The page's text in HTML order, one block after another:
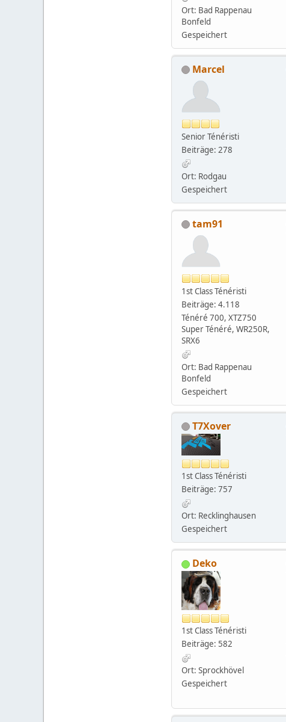
Ort: Bad Rappenau
Bonfeld
Gespeichert
Marcel
Senior Ténéristi
Beiträge: 278
Ort: Rodgau
Gespeichert
tam91
1st Class Ténéristi
Beiträge: 4.118
Ténéré 700, XTZ750
Super Ténéré, WR250R,
SRX6
Ort: Bad Rappenau
Bonfeld
Gespeichert
T7Xover
1st Class Ténéristi
Beiträge: 757
Ort: Recklinghausen
Gespeichert
Deko
1st Class Ténéristi
Beiträge: 582
Ort: Sprockhövel
Gespeichert